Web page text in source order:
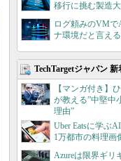
移行に挑む製造
ログ頼みのVM
ナ環境だと言え
TechTargetジャパン 新
【マンガ付き】
が教える”中堅中
理由”
Uber Eatsに学ぶ
1万都市の料理画
Azureは限界ギ